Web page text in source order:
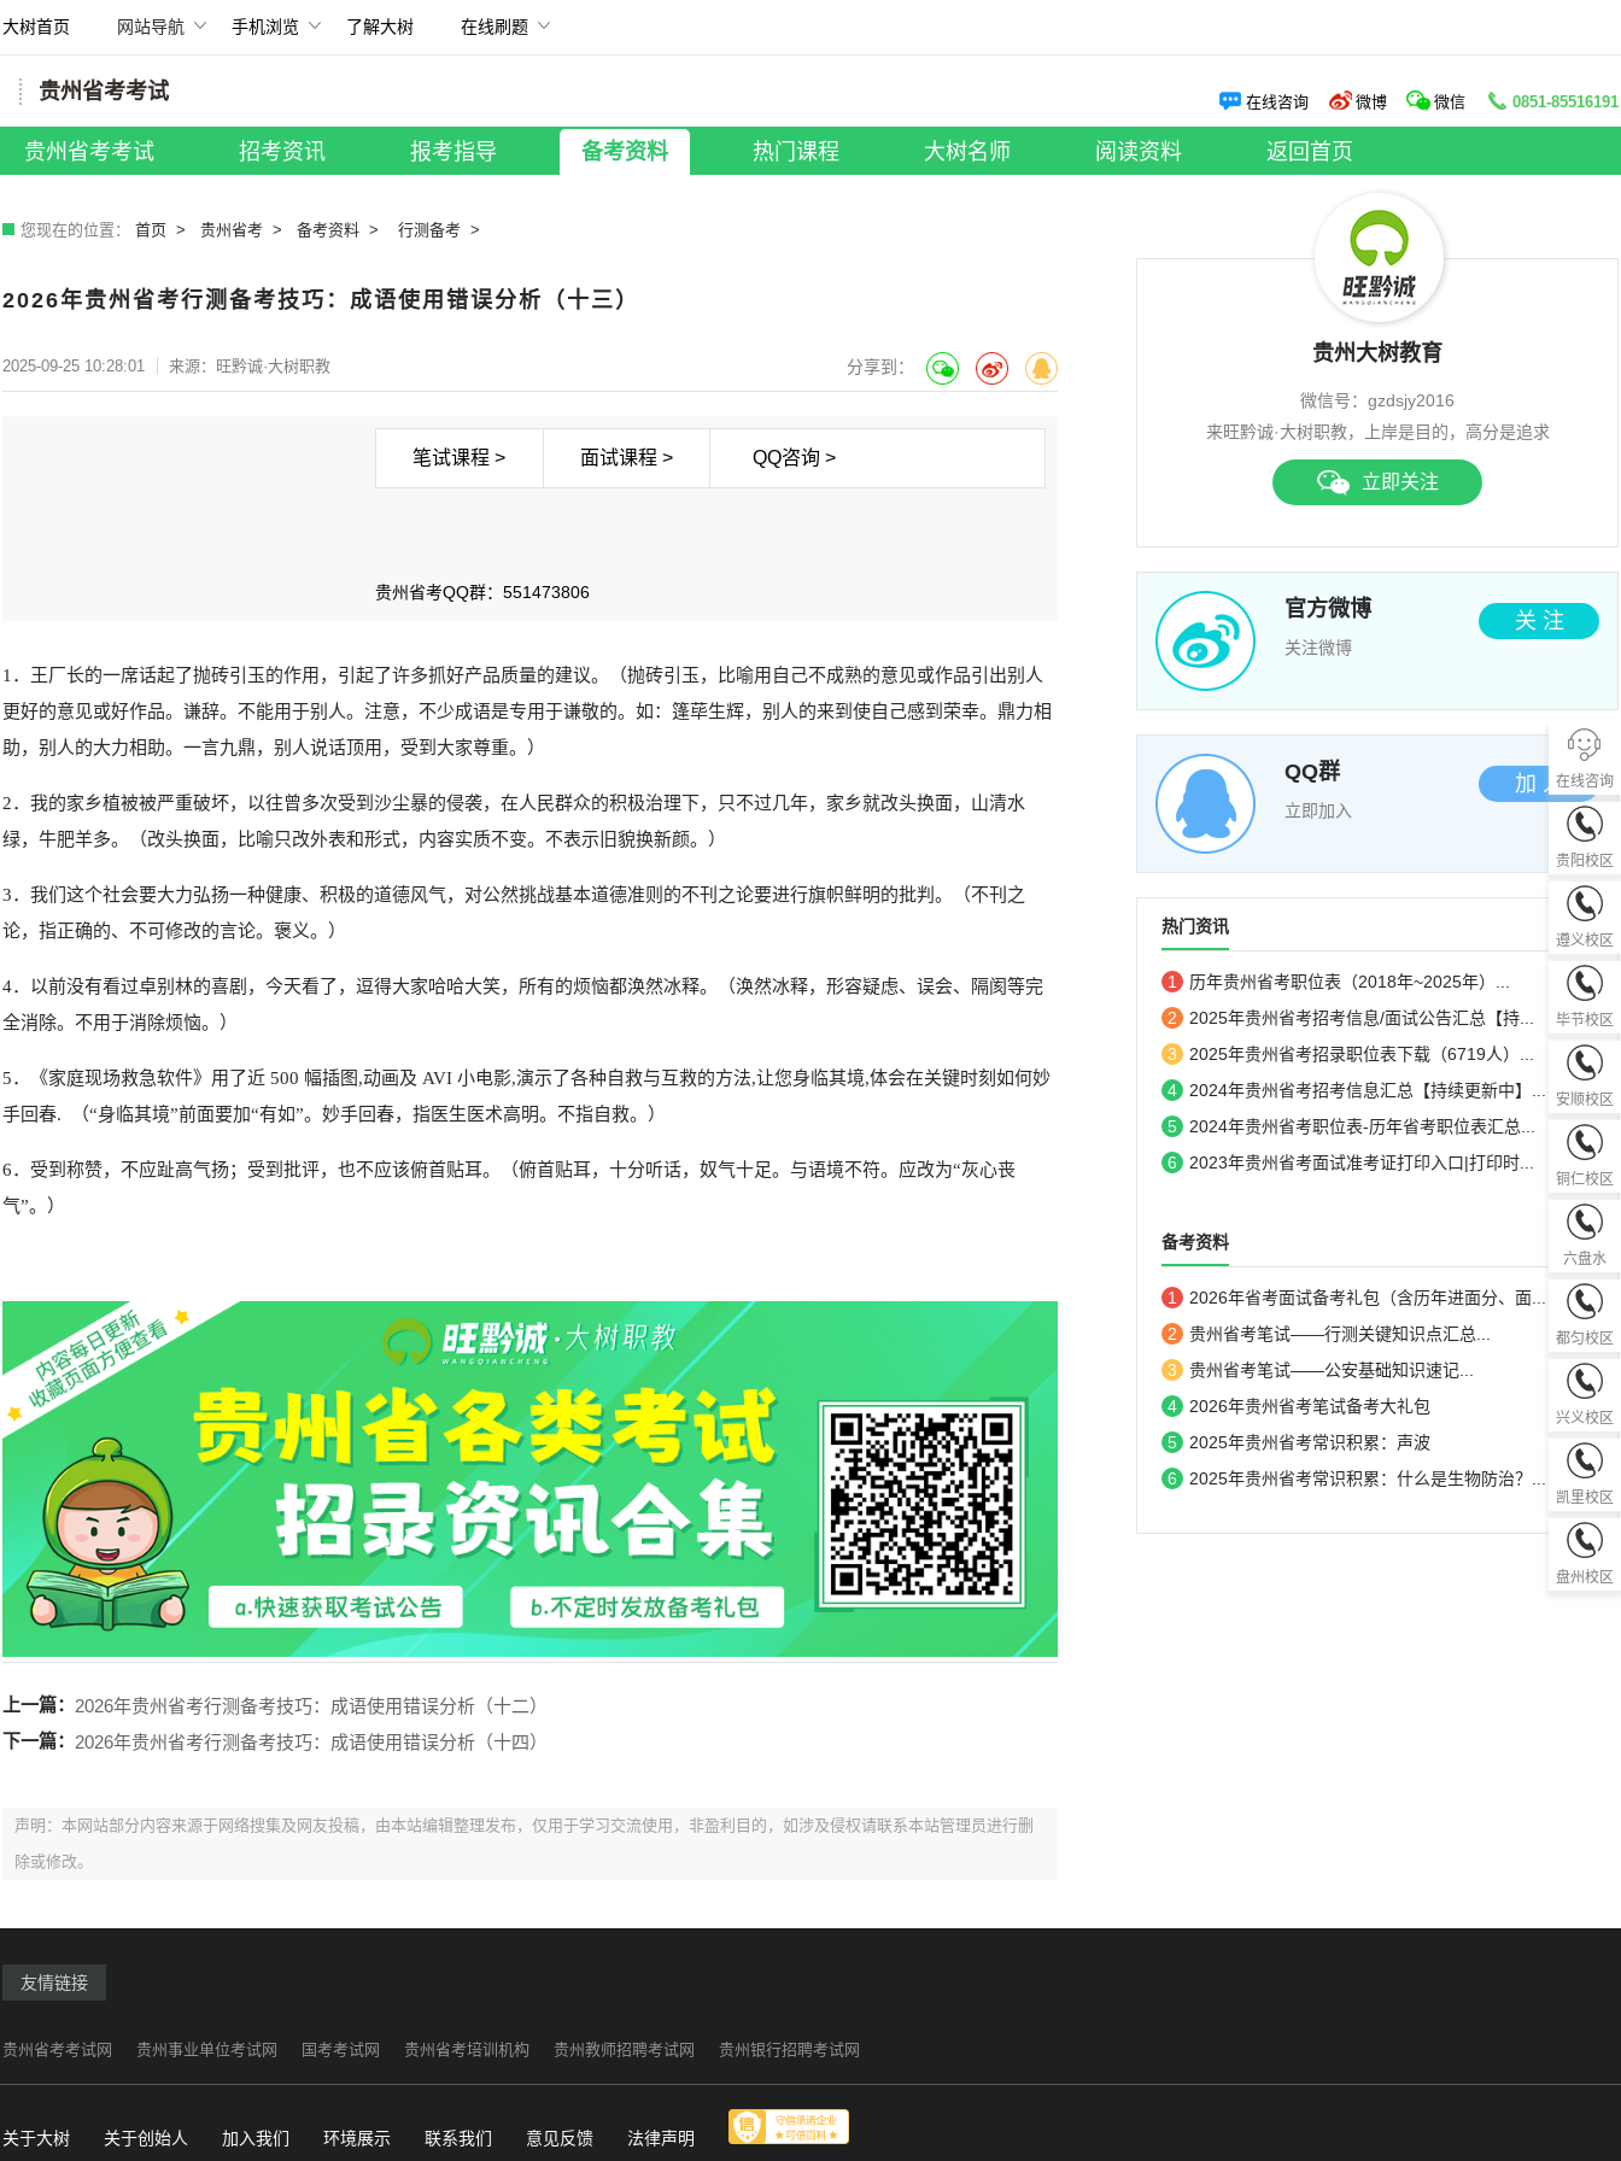
大树首页 网站导航
所有考试
国考招录
| 贵州省考 |
事业单位
教师招聘
银行招聘 |
照片修改
笔试课程
| 面试课程
行测老师
申论老师 | 面试老师
阅读资料
阅读资料
| 大树资讯
手机浏览
了解大树 在线刷题
贵州省考考试 在线咨询 微博 微信 0851-85516191
贵州省考考试 招考资讯 报考指导 备考资料 热门课程 大树名师 阅读资料 返回首页
您现在的位置： 首页 贵州省考 备考资料 行测备考
2026年贵州省考行测备考技巧：成语使用错误分析（十三）
2025-09-25 10:28:01 来源：旺黔诚·大树职教 分享到：
笔试课程 > 面试课程 > QQ咨询 >
贵州省考QQ群：551473806
1．王厂长的一席话起了抛砖引玉的作用，引起了许多抓好产品质量的建议。（抛砖引玉，比喻用自己不成熟的意见或作品引出别人
更好的意见或好作品。谦辞。不能用于别人。注意，不少成语是专用于谦敬的。如：篷荜生辉，别人的来到使自己感到荣幸。鼎力相
助，别人的大力相助。一言九鼎，别人说话顶用，受到大家尊重。）
2．我的家乡植被被严重破坏，以往曾多次受到沙尘暴的侵袭，在人民群众的积极治理下，只不过几年，家乡就改头换面，山清水
绿，牛肥羊多。（改头换面，比喻只改外表和形式，内容实质不变。不表示旧貌换新颜。）
3．我们这个社会要大力弘扬一种健康、积极的道德风气，对公然挑战基本道德准则的不刊之论要进行旗帜鲜明的批判。（不刊之
论，指正确的、不可修改的言论。褒义。）
4．以前没有看过卓别林的喜剧，今天看了，逗得大家哈哈大笑，所有的烦恼都涣然冰释。（涣然冰释，形容疑虑、误会、隔阂等完
全消除。不用于消除烦恼。）
5．《家庭现场救急软件》用了近 500 幅插图,动画及 AVI 小电影,演示了各种自救与互救的方法,让您身临其境,体会在关键时刻如何妙
手回春. （“身临其境”前面要加“有如”。妙手回春，指医生医术高明。不指自救。）
6．受到称赞，不应趾高气扬；受到批评，也不应该俯首贴耳。（俯首贴耳，十分听话，奴气十足。与语境不符。应改为“灰心丧
气”。）
上一篇： 2026年贵州省考行测备考技巧：成语使用错误分析（十二）
下一篇： 2026年贵州省考行测备考技巧：成语使用错误分析（十四）
声明：本网站部分内容来源于网络搜集及网友投稿，由本站编辑整理发布，仅用于学习交流使用，非盈利目的，如涉及侵权请联系本站管理员进行删
除或修改。
贵州大树教育
微信号：gzdsjy2016
来旺黔诚·大树职教，上岸是目的，高分是追求
立即关注
官方微博
关注微博
关 注
QQ群
立即加入
加 入
热门资讯
1
历年贵州省考职位表（2018年~2025年）...
2
2025年贵州省考招考信息/面试公告汇总【持...
3
2025年贵州省考招录职位表下载（6719人）...
4
2024年贵州省考招考信息汇总【持续更新中】...
5
2024年贵州省考职位表-历年省考职位表汇总...
6
2023年贵州省考面试准考证打印入口|打印时...
备考资料
1
2026年省考面试备考礼包（含历年进面分、面...
2
贵州省考笔试——行测关键知识点汇总...
3
贵州省考笔试——公安基础知识速记...
4
2026年贵州省考笔试备考大礼包
5
2025年贵州省考常识积累：声波
6
2025年贵州省考常识积累：什么是生物防治？...
友情链接
贵州省考考试网 贵州事业单位考试网 国考考试网 贵州省考培训机构 贵州教师招聘考试网 贵州银行招聘考试网
关于大树 关于创始人 加入我们 环境展示 联系我们 意见反馈 法律声明
在线咨询
贵阳校区
0851-
遵义校区
0851-
毕节校区
0857-
安顺校区
0851-
铜仁校区
0856-
六盘水
0858-
都匀校区
0854-
兴义校区
0859-
凯里校区
0855-
盘州校区
0858-